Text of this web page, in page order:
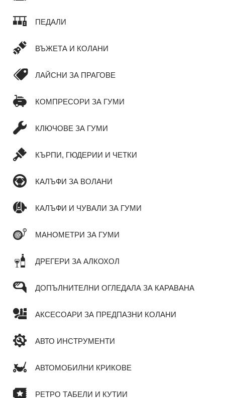
ПЕДАЛИ
ВЪЖЕТА И КОЛАНИ
ЛАЙСНИ ЗА ПРАГОВЕ
КОМПРЕСОРИ ЗА ГУМИ
КЛЮЧОВЕ ЗА ГУМИ
КЪРПИ, ГЮДЕРИИ И ЧЕТКИ
КАЛЪФИ ЗА ВОЛАНИ
КАЛЪФИ И ЧУВАЛИ ЗА ГУМИ
МАНОМЕТРИ ЗА ГУМИ
ДРЕГЕРИ ЗА АЛКОХОЛ
ДОПЪЛНИТЕЛНИ ОГЛЕДАЛА ЗА КАРАВАНА
АКСЕСОАРИ ЗА ПРЕДПАЗНИ КОЛАНИ
АВТО ИНСТРУМЕНТИ
АВТОМОБИЛНИ КРИКОВЕ
РЕТРО ТАБЕЛИ И КУТИИ